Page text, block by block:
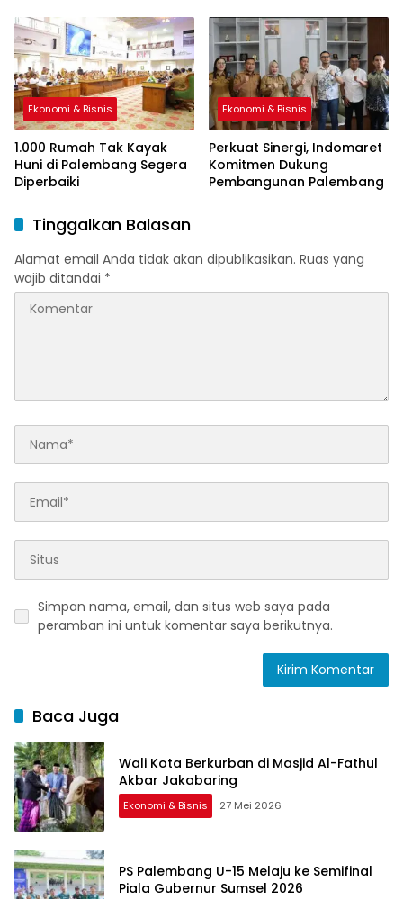
Ekonomi & Bisnis
1.000 Rumah Tak Kayak
Huni di Palembang Segera
Diperbaiki
Ekonomi & Bisnis
Perkuat Sinergi, Indomaret
Komitmen Dukung
Pembangunan Palembang
Tinggalkan Balasan
Alamat email Anda tidak akan dipublikasikan. Ruas yang
wajib ditandai *
Simpan nama, email, dan situs web saya pada
peramban ini untuk komentar saya berikutnya.
Baca Juga
Wali Kota Berkurban di Masjid Al-Fathul
Akbar Jakabaring
Ekonomi & Bisnis 27 Mei 2026
PS Palembang U-15 Melaju ke Semifinal
Piala Gubernur Sumsel 2026